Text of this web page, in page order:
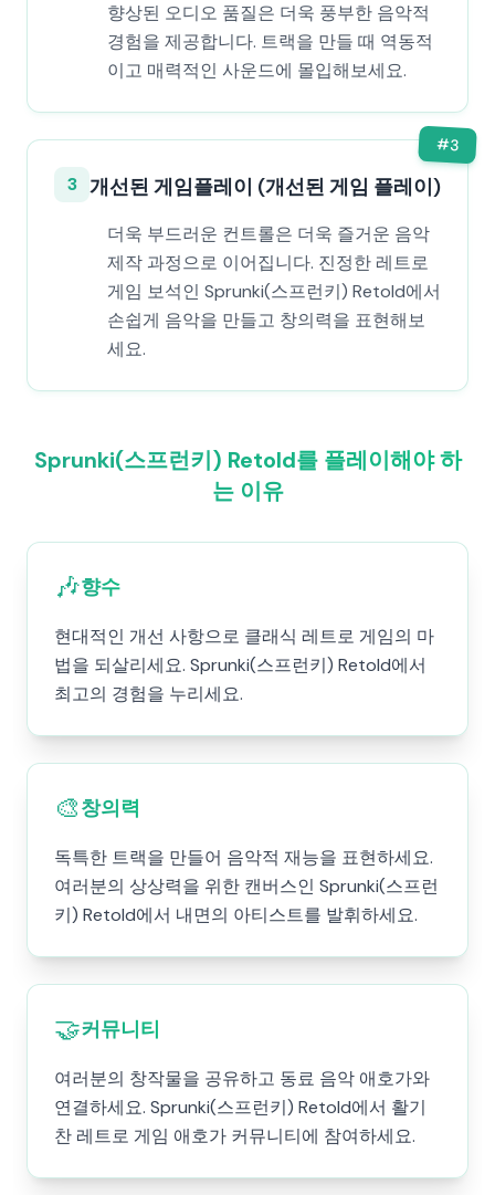
향상된 오디오 품질은 더욱 풍부한 음악적
경험을 제공합니다. 트랙을 만들 때 역동적
이고 매력적인 사운드에 몰입해보세요.
#3
3 개선된 게임플레이 (개선된 게임 플레이)
더욱 부드러운 컨트롤은 더욱 즐거운 음악
제작 과정으로 이어집니다. 진정한 레트로
게임 보석인 Sprunki(스프런키) Retold에서
손쉽게 음악을 만들고 창의력을 표현해보
세요.
Sprunki(스프런키) Retold를 플레이해야 하
는 이유
🎶향수
현대적인 개선 사항으로 클래식 레트로 게임의 마
법을 되살리세요. Sprunki(스프런키) Retold에서
최고의 경험을 누리세요.
🎨창의력
독특한 트랙을 만들어 음악적 재능을 표현하세요.
여러분의 상상력을 위한 캔버스인 Sprunki(스프런
키) Retold에서 내면의 아티스트를 발휘하세요.
🤝커뮤니티
여러분의 창작물을 공유하고 동료 음악 애호가와
연결하세요. Sprunki(스프런키) Retold에서 활기
찬 레트로 게임 애호가 커뮤니티에 참여하세요.